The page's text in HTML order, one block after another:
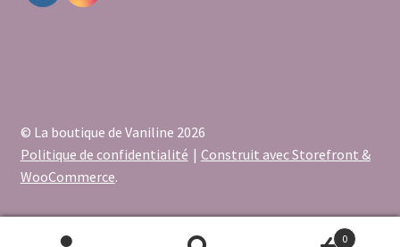
© La boutique de Vaniline 2026
Politique de confidentialité
Construit avec Storefront &
WooCommerce.
0